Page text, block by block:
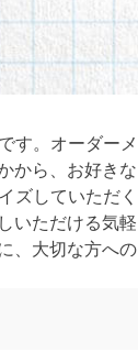
す。オーダーメ
から、お好きな
ズしていただく
いただける気軽
、大切な方への